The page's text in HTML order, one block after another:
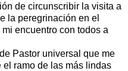
de circunscribir la visita a
la peregrinación en el
encuentro con todos a
Pastor universal que me
ramo de las más lindas